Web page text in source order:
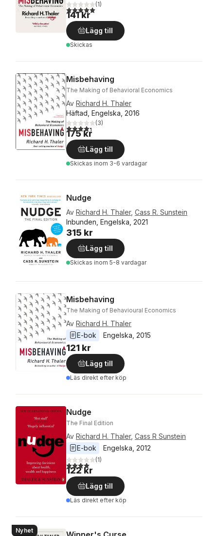
5,0utav 5 stjärnor. Totalt antal röster:
(1)
141 kr
Lägg till
Skickas
Misbehaving
The Making of Behavioral Economics
Av Richard H. Thaler
Häftad, Engelska, 2016
4,3utav 5 stjärnor. Totalt antal röster:
(3)
175 kr
Lägg till
Skickas inom 3-6 vardagar
Nudge
Av Richard H. Thaler, Cass R. Sunstein
Inbunden, Engelska, 2021
315 kr
Lägg till
Skickas inom 5-8 vardagar
Misbehaving
The Making of Behavioural Economics
Av Richard H. Thaler
E-bok
Engelska 2015
121 kr
Lägg till
Läs direkt efter köp
Nudge
The Final Edition
Av Richard H. Thaler, Cass R Sunstein
E-bok
Engelska 2012
4,0utav 5 stjärnor. Totalt antal röster:
(1)
122 kr
Lägg till
Läs direkt efter köp
Nyhet